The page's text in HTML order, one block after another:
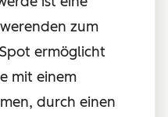
zum
ermöglicht
mit einem
durch einen